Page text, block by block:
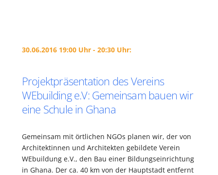
30.06.2016 19:00 Uhr - 20:30 Uhr:
Projektpräsentation des Vereins
WEbuilding e.V: Gemeinsam bauen wir
eine Schule in Ghana
Gemeinsam mit örtlichen NGOs planen wir, der von
Architektinnen und Architekten gebildete Verein
WEbuildung e.V., den Bau einer Bildungseinrichtung
in Ghana. Der ca. 40 km von der Hauptstadt entfernt